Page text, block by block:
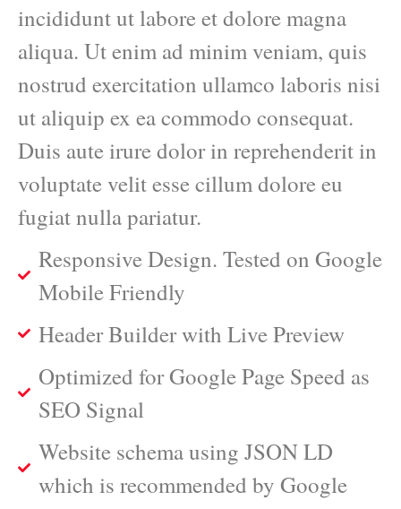
incididunt ut labore et dolore magna
aliqua. Ut enim ad minim veniam, quis
nostrud exercitation ullamco laboris nisi
ut aliquip ex ea commodo consequat.
Duis aute irure dolor in reprehenderit in
voluptate velit esse cillum dolore eu
fugiat nulla pariatur.
Responsive Design. Tested on Google
Mobile Friendly
Header Builder with Live Preview
Optimized for Google Page Speed as
SEO Signal
Website schema using JSON LD
which is recommended by Google